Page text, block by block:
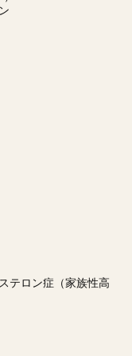
ロン症（家族性高